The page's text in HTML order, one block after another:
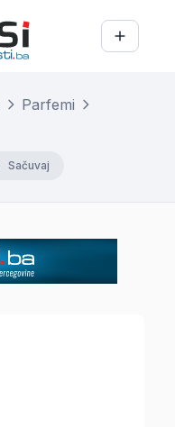
Parfemi
Sačuvaj